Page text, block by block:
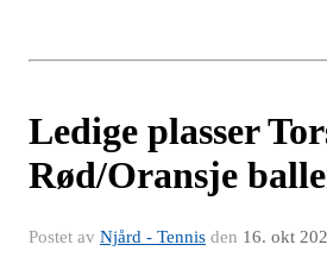
Ledige plasser
Rød/Oransje
Postet av Njård - Tennis den 16. okt